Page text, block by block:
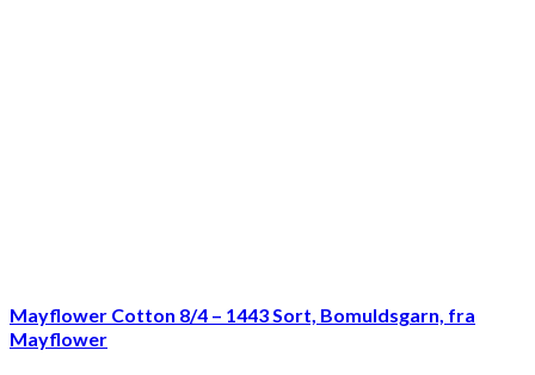
Mayflower Cotton 8/4 – 1443 Sort, Bomuldsgarn, fra
Mayflower